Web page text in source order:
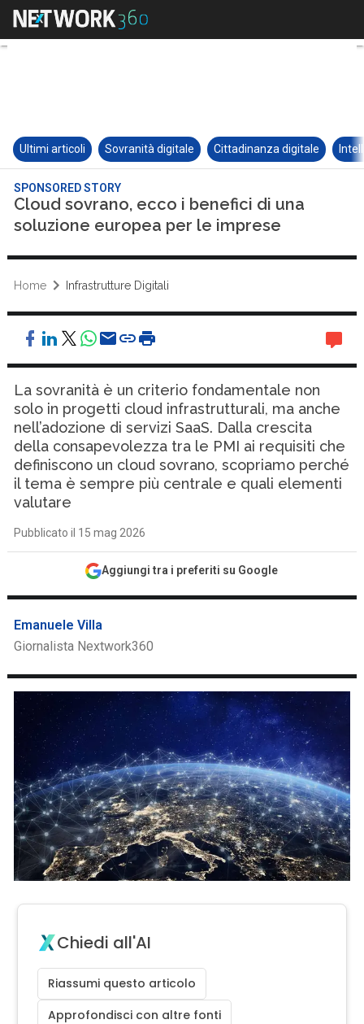
Ultimi articoli Sovranità digitale Cittadinanza digitale
SPONSORED STORY
Cloud sovrano, ecco i benefici di una
soluzione europea per le imprese
Home Infrastrutture Digitali
La sovranità è un criterio fondamentale non
solo in progetti cloud infrastrutturali, ma anche
nell’adozione di servizi SaaS. Dalla crescita
della consapevolezza tra le PMI ai requisiti che
definiscono un cloud sovrano, scopriamo perché
il tema è sempre più centrale e quali elementi
valutare
Pubblicato il 15 mag 2026
Aggiungi tra i preferiti su Google
Emanuele Villa
Giornalista Nextwork360
Chiedi all'AI
Riassumi questo articolo
Approfondisci con altre fonti